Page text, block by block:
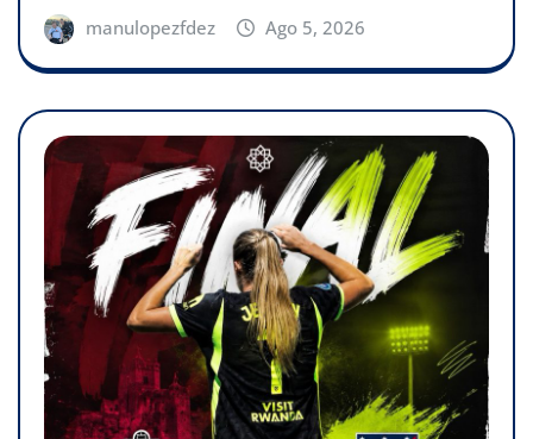
manulopezfdez Ago 5, 2026